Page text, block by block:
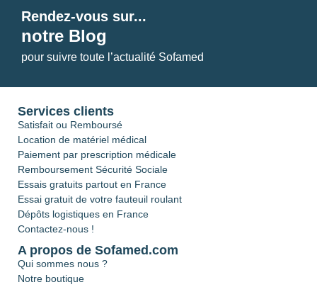
Rendez-vous sur...
notre Blog
pour suivre toute l’actualité Sofamed
Services clients
Satisfait ou Remboursé
Location de matériel médical
Paiement par prescription médicale
Remboursement Sécurité Sociale
Essais gratuits partout en France
Essai gratuit de votre fauteuil roulant
Dépôts logistiques en France
Contactez-nous !
A propos de Sofamed.com
Qui sommes nous ?
Notre boutique